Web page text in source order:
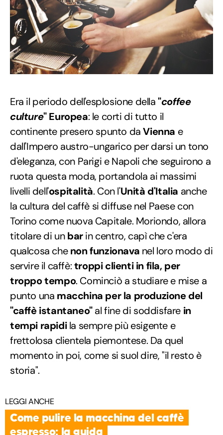
Era il periodo dell'esplosione della"coffee
culture" Europea: le corti di tutto il
continente presero spunto daVienna e
dall'Impero austro-ungarico per darsi un tono
d'eleganza, con Parigi e Napoli che seguirono a
ruota questa moda, portandola ai massimi
livelli dell'ospitalità. Con l'Unità d'Italia anche
la cultura del caffè si diffuse nel Paese con
Torino come nuova Capitale. Moriondo, allora
titolare di unbarin centro, capì che c'era
qualcosa chenon funzionava nel loro modo di
servire il caffè:troppi clienti in fila, per
troppo tempo. Cominciò a studiare e mise a
punto una macchina per la produzione del
"caffè istantaneo"al fine di soddisfare in
tempi rapidila sempre più esigente e
frettolosa clientela piemontese. Da quel
momento in poi, come si suol dire, "il resto è
storia".
LEGGI ANCHE
Come pulire la macchina del caffè
espresso: la guida